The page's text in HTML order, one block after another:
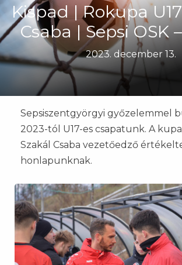
Kispad | Rokupa
Csaba | Sepsi OSK
2023. december 13.
Sepsiszentgyörgyi győzelemmel
2023-tól U17-es csapatunk. A
Szakál Csaba vezetőedző
honlapunknak.